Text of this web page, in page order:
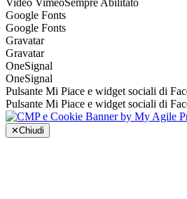
Video VimeoSempre Abilitato
Google Fonts
Google Fonts
Gravatar
Gravatar
OneSignal
OneSignal
Pulsante Mi Piace e widget sociali di
Pulsante Mi Piace e widget sociali di
✕Chiudi